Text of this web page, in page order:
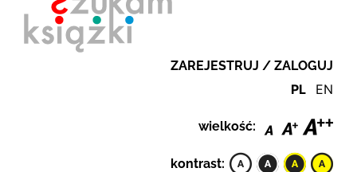
ZAREJESTRUJ / ZALOGUJ
PL EN
wielkość:
kontrast: